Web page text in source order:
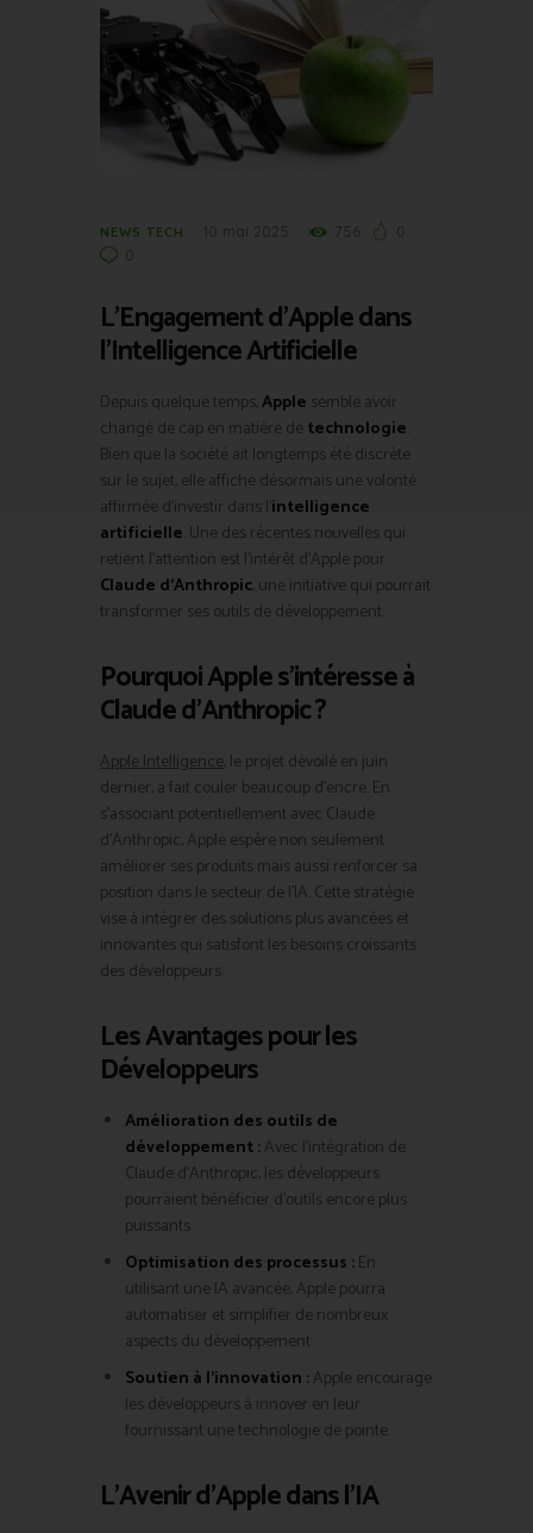
NEWS TECH
L’Engagement d’Apple dans
l’Intelligence Artificielle
Depuis quelque temps, Apple semble avoir
changé de cap en matière de technologie
Bien que la société ait longtemps été discrète
sur le sujet, elle affiche désormais une volonté
affirmée d’investir dans l’intelligence
artificielle . Une des récentes nouvelles qui
retient l’attention est l’intérêt d’Apple pour
Claude d’Anthropic, une initiative qui pourrait
transformer ses outils de développement.
Pourquoi Apple s’intéresse à
Claude d’Anthropic ?
Apple Intelligence, le projet dévoilé en juin
dernier, a fait couler beaucoup d’encre. En
s’associant potentiellement avec Claude
d’Anthropic, Apple espère non seulement
améliorer ses produits mais aussi renforcer sa
position dans le secteur de l’IA. Cette stratégie
vise à intégrer des solutions plus avancées et
innovantes qui satisfont les besoins croissants
des développeurs.
Les Avantages pour les
Développeurs
Amélioration des outils de
développement :Avec l’intégration de
Claude d’Anthropic, les développeurs
pourraient bénéficier d’outils encore plus
puissants.
Optimisation des processus :En
utilisant une IA avancée, Apple pourra
automatiser et simplifier de nombreux
aspects du développement.
Soutien à l’innovation :Apple encourage
les développeurs à innover en leur
fournissant une technologie de pointe.
L’Avenir d’Apple dans l’IA